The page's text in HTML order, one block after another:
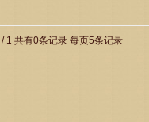
/ 1 共有0条记录 每页5条记录